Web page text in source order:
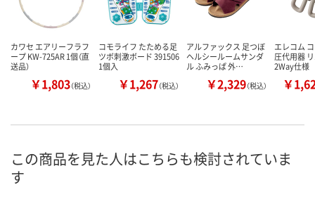
カワセ エアリーフラフ
ープ KW-725AR 1個（直
送品）
￥1,803（税込）
コモライフ たためる足
ツボ刺激ボード 391506
1個入
￥1,267（税込）
アルファックス 足つぼ
ヘルシールームサンダ
ル ふみっぱ 外…
￥2,329（税込）
エレコム
圧代用器
2Way仕様
￥
この商品を見た人はこちらも検討されていま
す